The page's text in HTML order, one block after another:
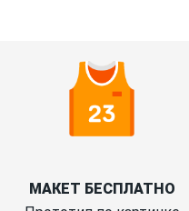
МАКЕТ БЕСПЛАТНО